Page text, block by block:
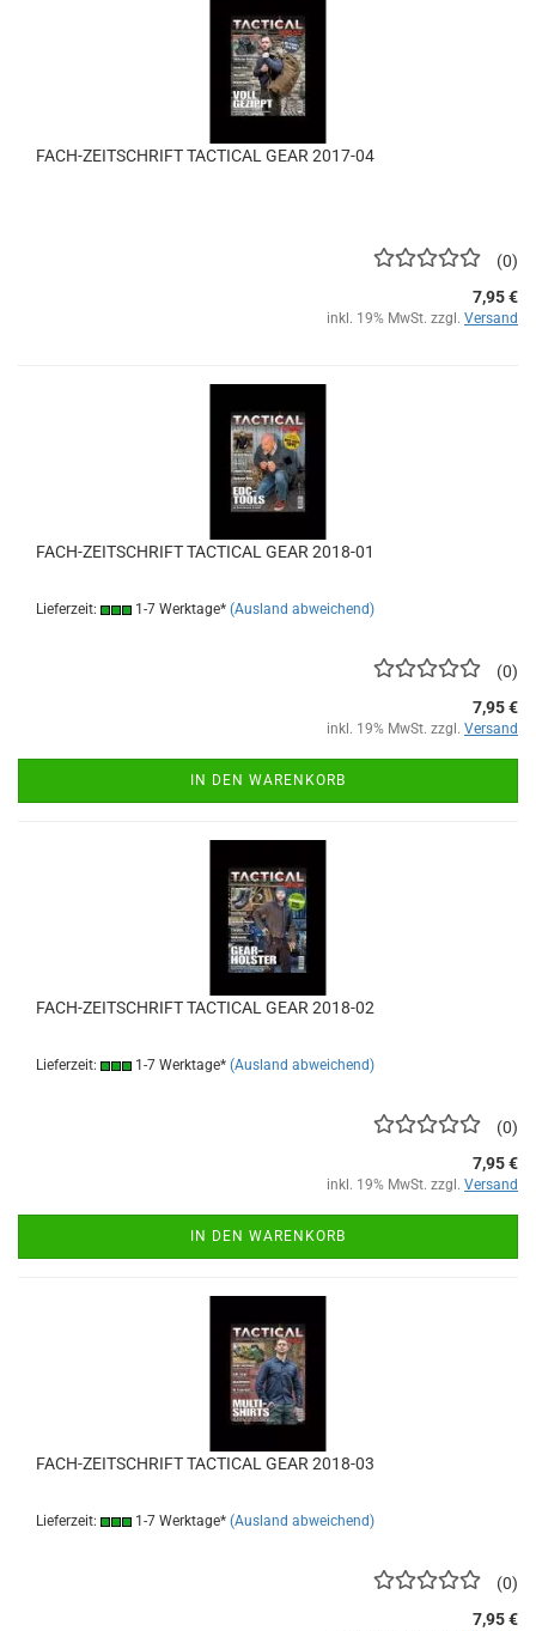
FACH-ZEITSCHRIFT TACTICAL GEAR 2017-04
0
7,95 €
inkl. 19% MwSt. zzgl. Versand
FACH-ZEITSCHRIFT TACTICAL GEAR 2018-01
Lieferzeit: 1-7 Werktage* (Ausland abweichend)
0
7,95 €
inkl. 19% MwSt. zzgl. Versand
IN DEN WARENKORB
FACH-ZEITSCHRIFT TACTICAL GEAR 2018-02
Lieferzeit: 1-7 Werktage* (Ausland abweichend)
0
7,95 €
inkl. 19% MwSt. zzgl. Versand
IN DEN WARENKORB
FACH-ZEITSCHRIFT TACTICAL GEAR 2018-03
Lieferzeit: 1-7 Werktage* (Ausland abweichend)
0
7,95 €